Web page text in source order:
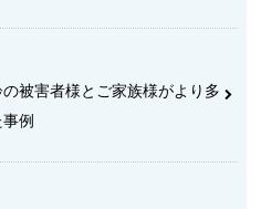
被害者様とご家族様がより多
例